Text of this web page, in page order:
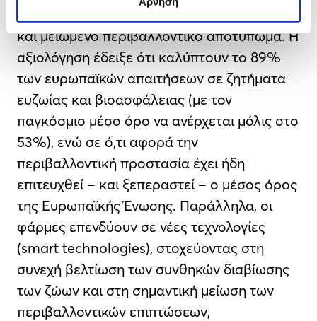
και μειωμένο περιβαλλοντικό αποτύπωμα. Η
αξιολόγηση έδειξε ότι καλύπτουν το 89%
των ευρωπαϊκών απαιτήσεων σε ζητήματα
ευζωίας και βιοασφάλειας (με τον
παγκόσμιο μέσο όρο να ανέρχεται μόλις στο
53%), ενώ σε ό,τι αφορά την
περιβαλλοντική προστασία έχει ήδη
επιτευχθεί – και ξεπεραστεί – ο μέσος όρος
της Ευρωπαϊκής Ένωσης. Παράλληλα, οι
φάρμες επενδύουν σε νέες τεχνολογίες
(smart technologies), στοχεύοντας στη
συνεχή βελτίωση των συνθηκών διαβίωσης
των ζώων και στη σημαντική μείωση των
περιβαλλοντικών επιπτώσεων,